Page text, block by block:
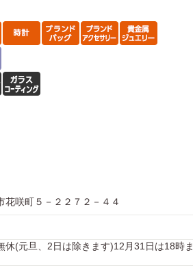
咲町５－２２７２－４４
(元旦、2日は除きます)12月31日は18時ま